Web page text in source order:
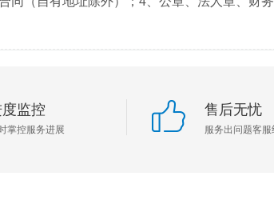
监控
掌控服务进展
售后无忧
服务出问题客